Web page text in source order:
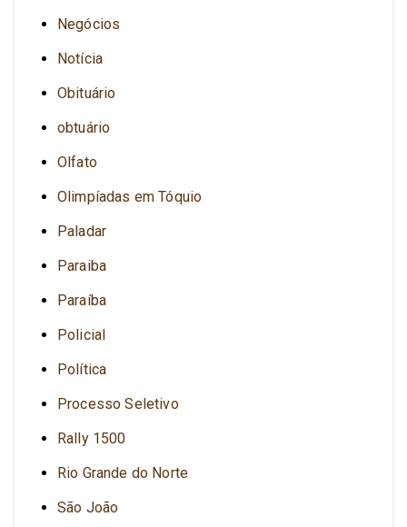
Negócios
Notícia
Obituário
obtuário
Olfato
Olimpíadas em Tóquio
Paladar
Paraiba
Paraíba
Policial
Política
Processo Seletivo
Rally 1500
Rio Grande do Norte
São João